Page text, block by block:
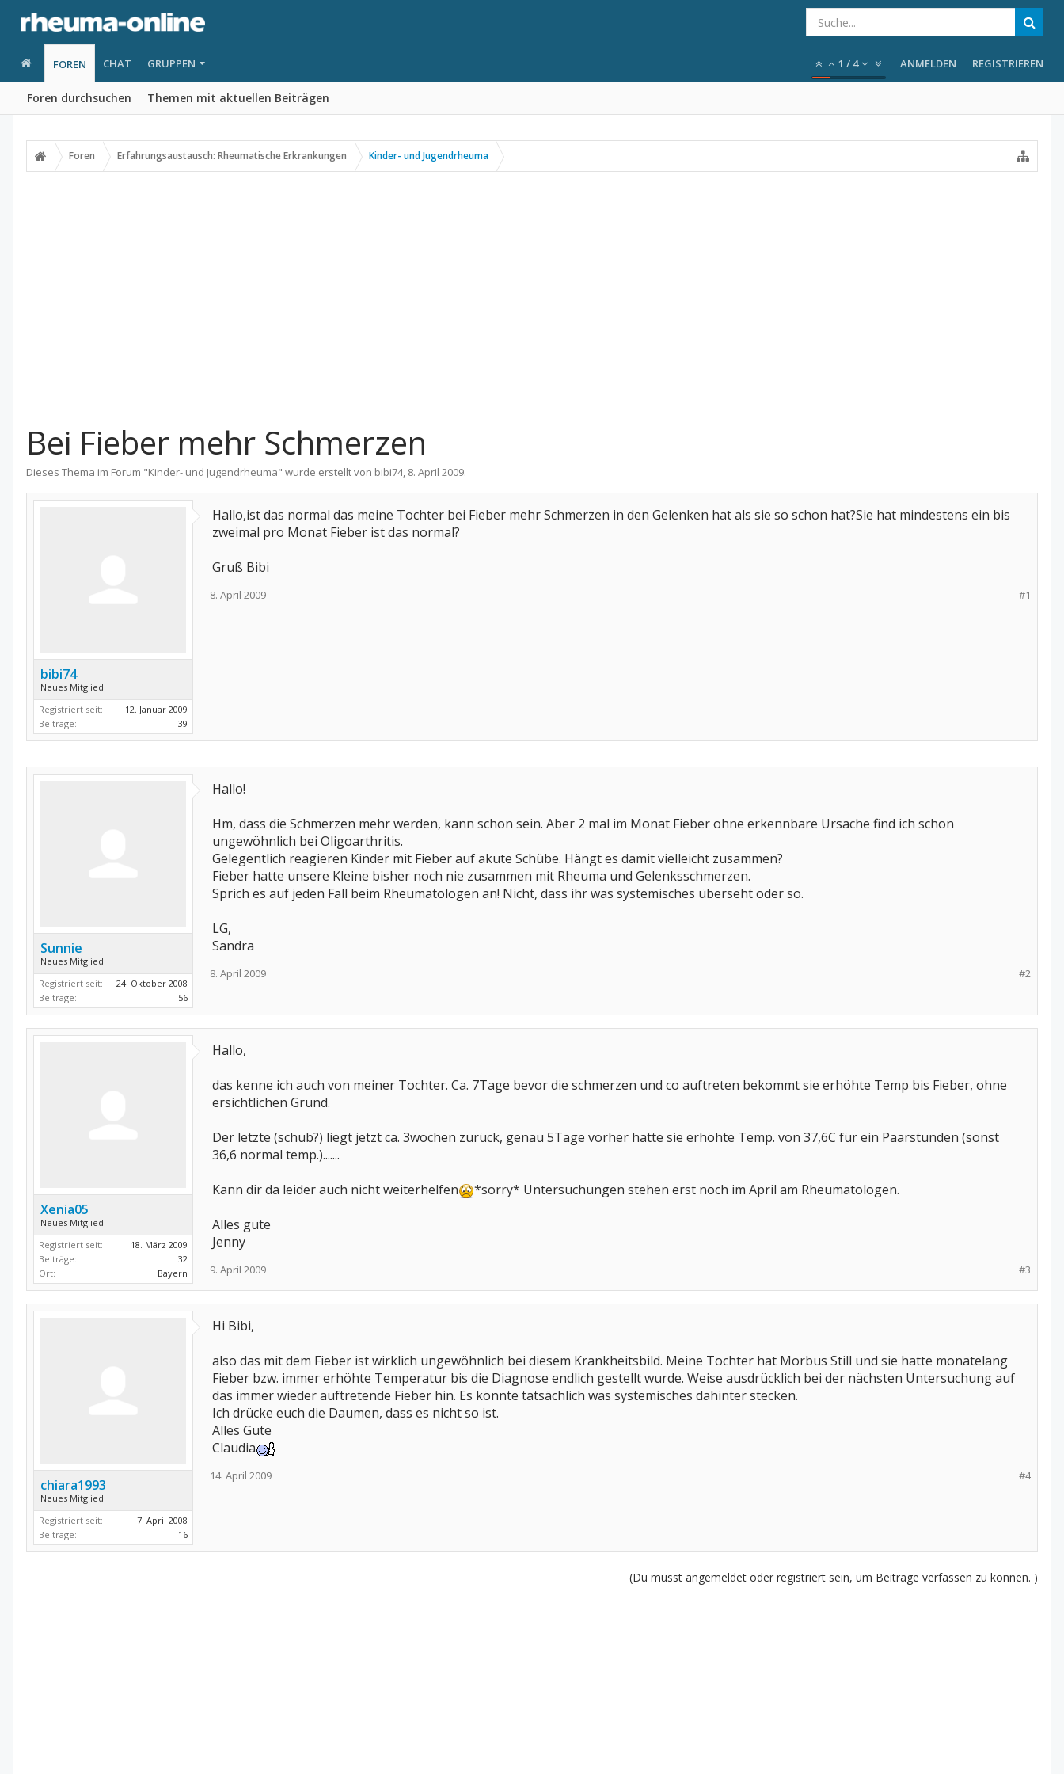
FOREN
Foren durchsuchen Themen mit aktuellen Beiträgen
CHAT GRUPPEN 1 / 4 ANMELDEN REGISTRIEREN
Foren Erfahrungsaustausch: Rheumatische Erkrankungen Kinder- und Jugendrheuma
Bei Fieber mehr Schmerzen
Dieses Thema im Forum "Kinder- und Jugendrheuma" wurde erstellt von bibi74, 8. April 2009.
bibi74
Neues Mitglied
Registriert seit:
12. Januar 2009
Beiträge:
39
Hallo,ist das normal das meine Tochter bei Fieber mehr Schmerzen in den Gelenken hat als sie so schon hat?Sie hat mindestens ein bis
zweimal pro Monat Fieber ist das normal?
Gruß Bibi
#1
8. April 2009
Sunnie
Neues Mitglied
Registriert seit:
24. Oktober 2008
Beiträge:
56
Hallo!
Hm, dass die Schmerzen mehr werden, kann schon sein. Aber 2 mal im Monat Fieber ohne erkennbare Ursache find ich schon
ungewöhnlich bei Oligoarthritis.
Gelegentlich reagieren Kinder mit Fieber auf akute Schübe. Hängt es damit vielleicht zusammen?
Fieber hatte unsere Kleine bisher noch nie zusammen mit Rheuma und Gelenksschmerzen.
Sprich es auf jeden Fall beim Rheumatologen an! Nicht, dass ihr was systemisches überseht oder so.
LG,
Sandra
#2
8. April 2009
Xenia05
Neues Mitglied
Registriert seit:
18. März 2009
Beiträge:
32
Ort:
Bayern
Hallo,
das kenne ich auch von meiner Tochter. Ca. 7Tage bevor die schmerzen und co auftreten bekommt sie erhöhte Temp bis Fieber, ohne
ersichtlichen Grund.
Der letzte (schub?) liegt jetzt ca. 3wochen zurück, genau 5Tage vorher hatte sie erhöhte Temp. von 37,6C für ein Paarstunden (sonst
36,6 normal temp.).......
Kann dir da leider auch nicht weiterhelfen
*sorry* Untersuchungen stehen erst noch im April am Rheumatologen.
Alles gute
Jenny
#3
9. April 2009
chiara1993
Neues Mitglied
Registriert seit:
7. April 2008
Beiträge:
16
Hi Bibi,
also das mit dem Fieber ist wirklich ungewöhnlich bei diesem Krankheitsbild. Meine Tochter hat Morbus Still und sie hatte monatelang
Fieber bzw. immer erhöhte Temperatur bis die Diagnose endlich gestellt wurde. Weise ausdrücklich bei der nächsten Untersuchung auf
das immer wieder auftretende Fieber hin. Es könnte tatsächlich was systemisches dahinter stecken.
Ich drücke euch die Daumen, dass es nicht so ist.
Alles Gute
Claudia
#4
14. April 2009
(Du musst angemeldet oder registriert sein, um Beiträge verfassen zu können. )